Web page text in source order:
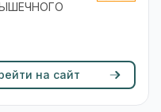
на сайт